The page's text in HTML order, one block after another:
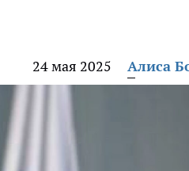
24 мая 2025 Алиса